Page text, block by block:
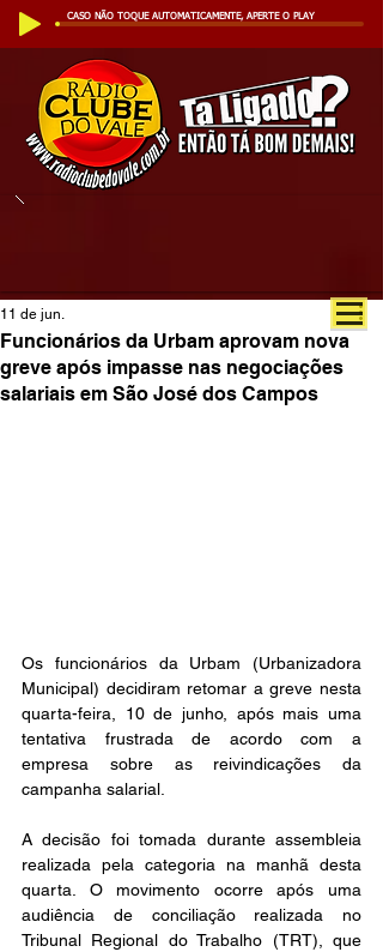
CASO NÃO TOQUE AUTOMATICAMENTE, APERTE O PLAY
Funcionários da Urbam aprovam nova
greve após impasse nas negociações
salariais em São José dos Campos
11 de jun.
Os funcionários da Urbam (Urbanizadora
Municipal) decidiram retomar a greve nesta
quarta-feira, 10 de junho, após mais uma
tentativa frustrada de acordo com a
empresa sobre as reivindicações da
campanha salarial.
A decisão foi tomada durante assembleia
realizada pela categoria na manhã desta
quarta. O movimento ocorre após uma
audiência de conciliação realizada no
Tribunal Regional do Trabalho (TRT), que